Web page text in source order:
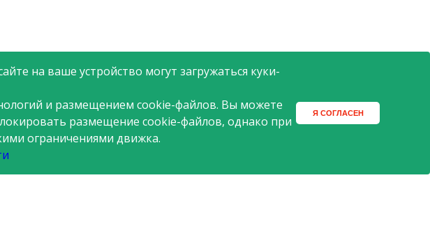
на ваше устройство могут загружаться куки-
и размещением cookie-файлов. Вы можете
размещение cookie-файлов, однако при
ограничениями движка.
Я СОГЛАСЕН